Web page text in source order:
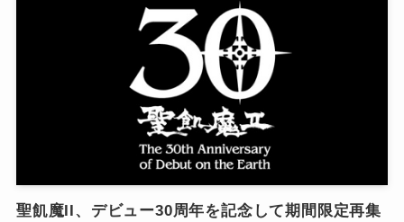
聖飢魔II、デビュー30周年を記念して期間限定再集